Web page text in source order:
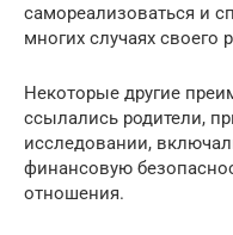
самореализоваться и
многих случаях своего
Некоторые другие
ссылались родители,
исследовании,
финансовую
отношения.